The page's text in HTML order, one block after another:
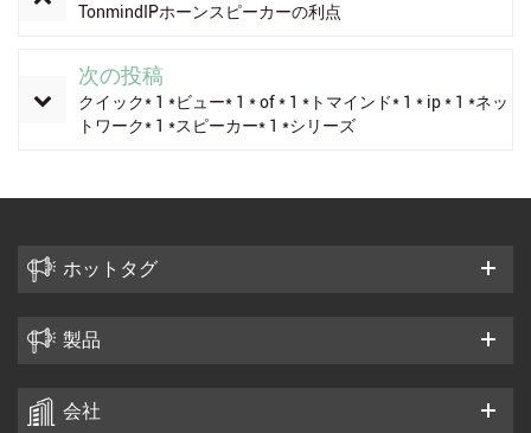
TonmindIPホーンスピーカーの利点
次の投稿
クイック* 1 *ビュー* 1 * of * 1 *トマインド* 1 * ip * 1 *ネッ
トワーク* 1 *スピーカー* 1 *シリーズ
ホットタグ
製品
会社